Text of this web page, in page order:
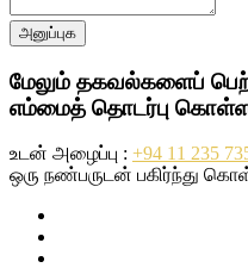
அனுப்புக
மேலும் தகவல்களைப்
எம்மைத் தொடர்பு
உடன் அழைப்பு : +94 11 235
ஒரு நண்பருடன் பகிர்ந்து